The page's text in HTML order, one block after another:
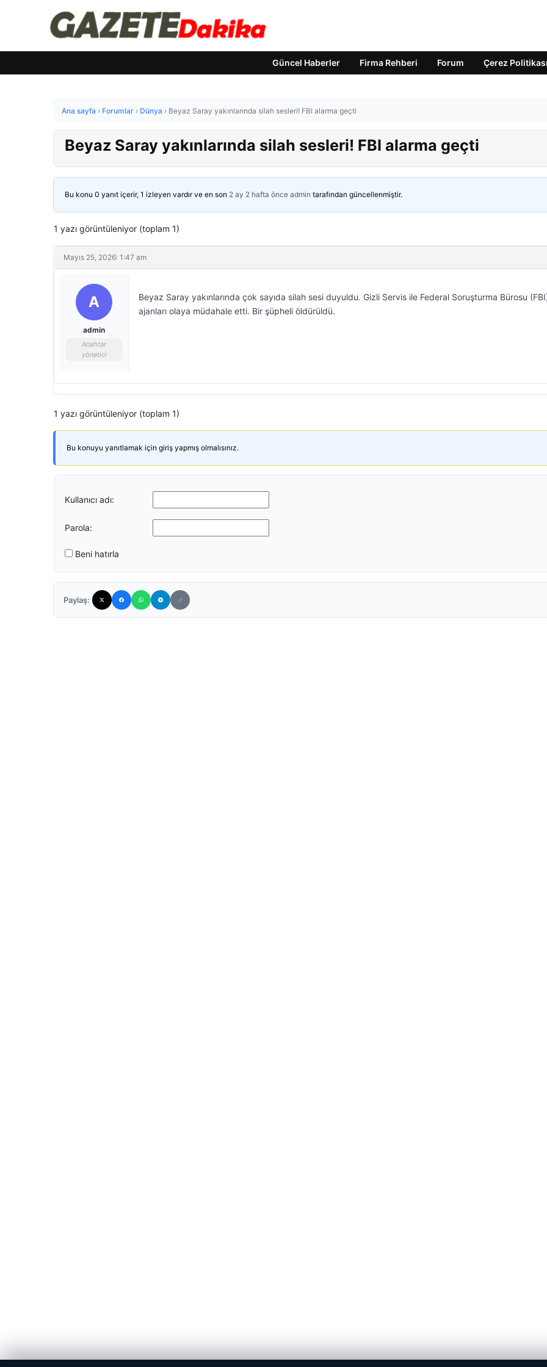
Güncel Haberler Firma Rehberi Forum Çerez Politikası
Ana sayfa › Forumlar › Dünya › Beyaz Saray yakınlarında silah sesleri! FBI alarma geçti
Beyaz Saray yakınlarında silah sesleri! FBI alarma geçti
Bu konu 0 yanıt içerir, 1 izleyen vardır ve en son 2 ay 2 hafta önce admin tarafından güncellenmiştir.
1 yazı görüntüleniyor (toplam 1)
Mayıs 25, 2026: 1:47 am
A
admin
Anahtar
yönetici
Beyaz Saray yakınlarında çok sayıda silah sesi duyuldu. Gizli Servis ile Federal Soruşturma Bürosu
ajanları olaya müdahale etti. Bir şüpheli öldürüldü.
1 yazı görüntüleniyor (toplam 1)
Bu konuyu yanıtlamak için giriş yapmış olmalısınız.
Kullanıcı adı:
Parola:
Beni hatırla
Paylaş: